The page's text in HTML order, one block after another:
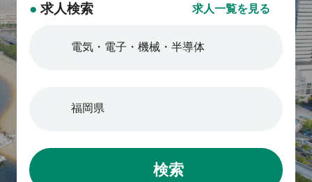
● 求人検索 求人一覧を見る
検索